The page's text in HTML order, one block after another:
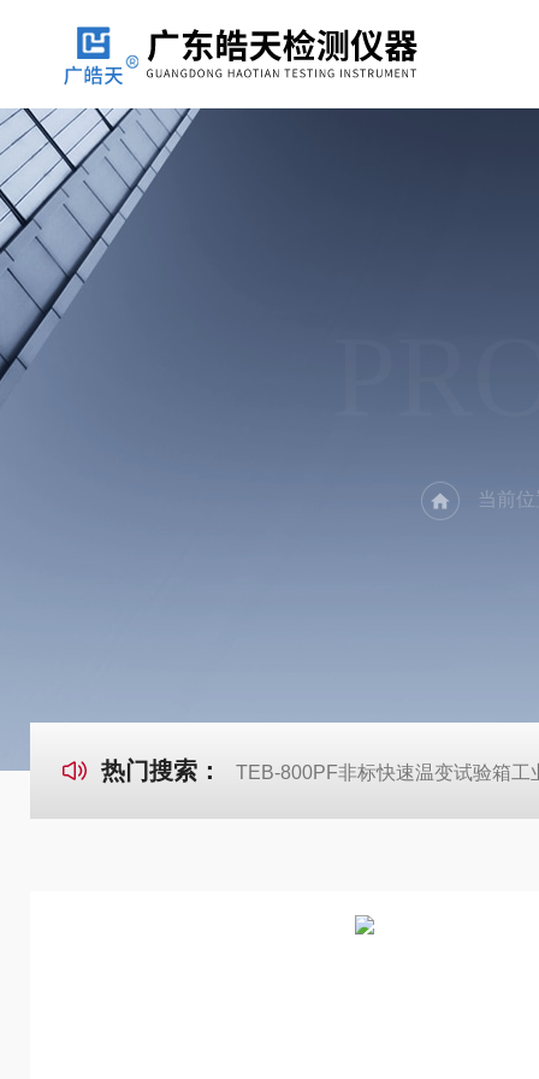
当前
热门搜索： TEB-800PF非标快速温变试验箱工